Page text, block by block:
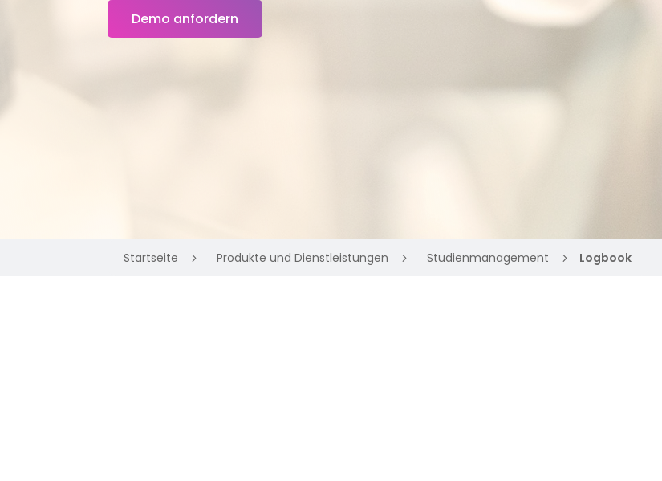
Demo anfordern
Startseite 5 Produkte und Dienstleistungen 5 Studienmanagement 5 Logbook